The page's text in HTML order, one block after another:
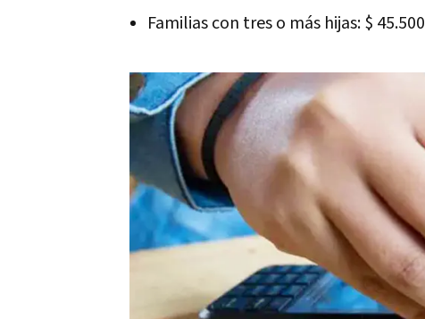
Familias con tres o más hijas: $ 45.500